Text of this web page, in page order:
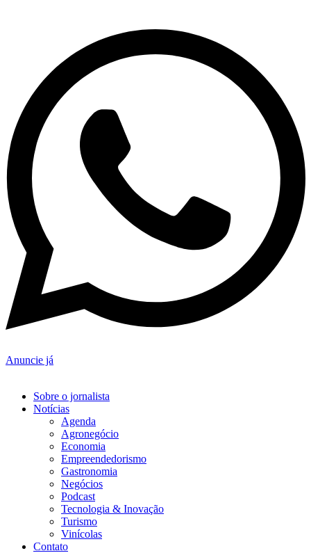
Anuncie já
Sobre o jornalista
Notícias
Agenda
Agronegócio
Economia
Empreendedorismo
Gastronomia
Negócios
Podcast
Tecnologia & Inovação
Turismo
Vinícolas
Contato